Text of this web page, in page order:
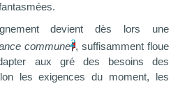
.
devient dès lors une
commune2, suffisamment floue
aux gré des besoins des
les exigences du moment, les